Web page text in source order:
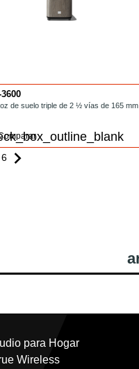
3600
HDI-3600.html
de suelo triple de 2 ½ vías de 165 mm
6
para Hogar
Wireless